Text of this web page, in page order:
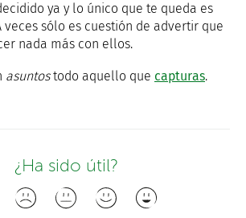
ya y lo único que te queda es
sólo es cuestión de advertir que
nada más con ellos.
asuntostodo aquello que capturas.
¿Ha sido útil?